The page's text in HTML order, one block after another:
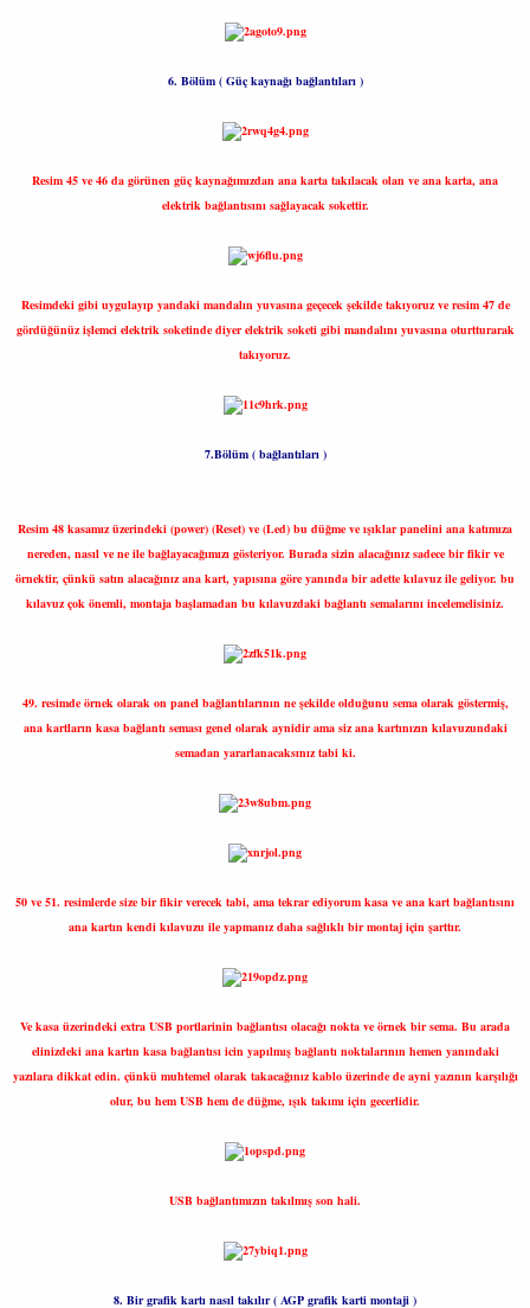
6. Bölüm ( Güç kaynağı bağlantıları )
Resim 45 ve 46 da görünen güç kaynağımızdan ana karta takılacak olan ve ana karta, ana
elektrik bağlantısını sağlayacak sokettir.
Resimdeki gibi uygulayıp yandaki mandalın yuvasına geçecek şekilde takıyoruz ve resim 47 de
gördüğünüz işlemci elektrik soketinde diyer elektrik soketi gibi mandalını yuvasına oturtturarak
takıyoruz.
7.Bölüm ( bağlantıları )
Resim 48 kasamız üzerindeki (power) (Reset) ve (Led) bu düğme ve ışıklar panelini ana katımıza
nereden, nasıl ve ne ile bağlayacağımızı gösteriyor. Burada sizin alacağınız sadece bir fikir ve
örnektir, çünkü satın alacağınız ana kart, yapısına göre yanında bir adette kılavuz ile geliyor. bu
kılavuz çok önemli, montaja başlamadan bu kılavuzdaki bağlantı semalarını incelemelisiniz.
49. resimde örnek olarak on panel bağlantılarının ne şekilde olduğunu sema olarak göstermiş,
ana kartların kasa bağlantı seması genel olarak aynidir ama siz ana kartınızın kılavuzundaki
semadan yararlanacaksınız tabi ki.
50 ve 51. resimlerde size bir fikir verecek tabi, ama tekrar ediyorum kasa ve ana kart bağlantısını
ana kartın kendi kılavuzu ile yapmanız daha sağlıklı bir montaj için şarttır.
Ve kasa üzerindeki extra USB portlarinin bağlantısı olacağı nokta ve örnek bir sema. Bu arada
elinizdeki ana kartın kasa bağlantısı icin yapılmış bağlantı noktalarının hemen yanındaki
yazılara dikkat edin. çünkü muhtemel olarak takacağınız kablo üzerinde de ayni yazının karşılığı
olur, bu hem USB hem de düğme, ışık takımı için gecerlidir.
USB bağlantımızın takılmış son hali.
8. Bir grafik kartı nasıl takılır ( AGP grafik karti montaji )